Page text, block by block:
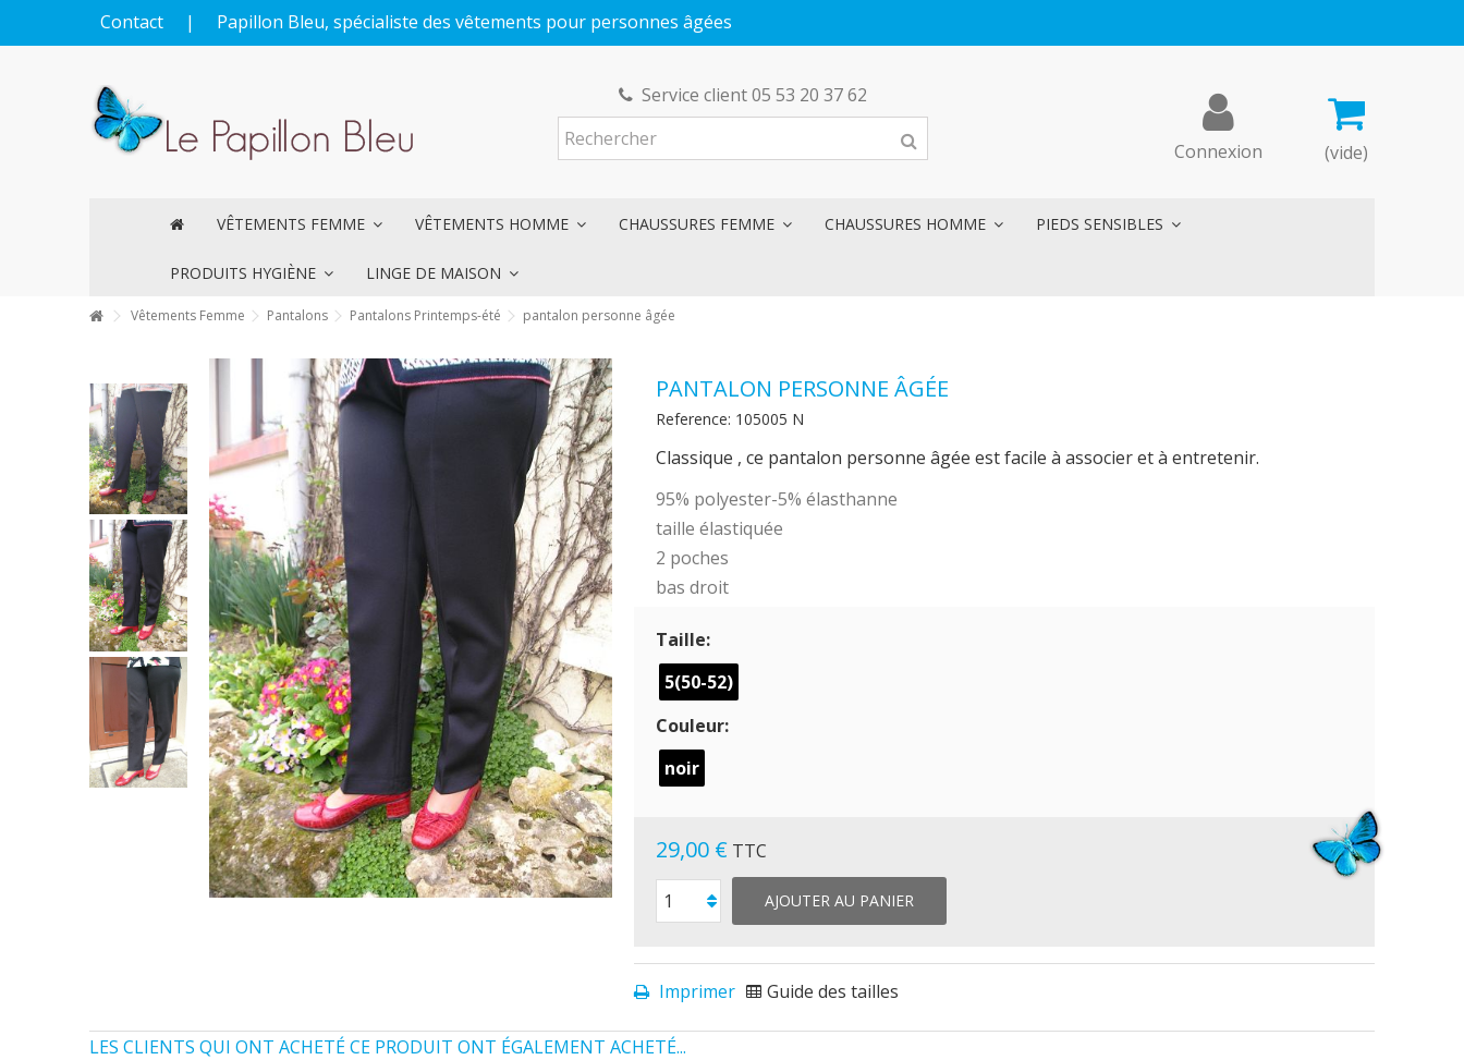
Contact | Papillon Bleu, spécialiste des vêtements pour personnes âgées
Service client 05 53 20 37 62
(vide)
Connexion
VÊTEMENTS FEMME VÊTEMENTS HOMME CHAUSSURES FEMME CHAUSSURES HOMME PIEDS SENSIBLES
PRODUITS HYGIÈNE LINGE DE MAISON
Vêtements Femme Pantalons Pantalons Printemps-été pantalon personne âgée
PANTALON PERSONNE ÂGÉE
Reference: 105005 N
Classique , ce pantalon personne âgée est facile à associer et à entretenir.
95% polyester-5% élasthanne
taille élastiquée
2 poches
bas droit
Taille:
5(50-52)
Couleur:
noir
29,00 € TTC
AJOUTER AU PANIER
Imprimer Guide des tailles
LES CLIENTS QUI ONT ACHETÉ CE PRODUIT ONT ÉGALEMENT ACHETÉ...